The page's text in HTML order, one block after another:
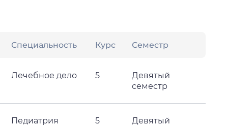
Специальность Курс Семестр
Лечебное дело 5
Девятый
семестр
Педиатрия 5
Девятый